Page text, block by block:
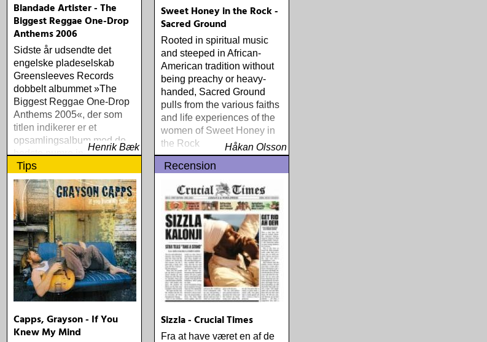
Blandade Artister - The
Biggest Reggae One-Drop
Anthems 2006
Sidste år udsendte det
engelske pladeselskab
Greensleeves Records
dobbelt albummet »The
Biggest Reggae One-Drop
Anthems 2005«, der som
titlen indikerer er et
opsamlingsalbum med de
bedste numre indenfor den
populære reggaestil kaldet
one-drop
Henrik Bæk
Sweet Honey in the Rock -
Sacred Ground
Rooted in spiritual music
and steeped in African-
American tradition without
being preachy or heavy-
handed, Sacred Ground
pulls from the various faiths
and life experiences of the
women of Sweet Honey in
the Rock
Håkan Olsson
Tips
Capps, Grayson - If You
Knew My Mind
Recension
Sizzla - Crucial Times
Fra at have været en af de